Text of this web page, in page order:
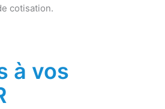
cotisation.
à vos